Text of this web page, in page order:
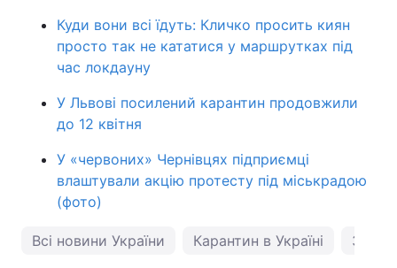
Куди вони всі їдуть: Кличко просить киян
просто так не кататися у маршрутках під
час локдауну
У Львові посилений карантин продовжили
до 12 квітня
У «червоних» Чернівцях підприємці
влаштували акцію протесту під міськрадою
(фото)
Всі новини України Карантин в Україні